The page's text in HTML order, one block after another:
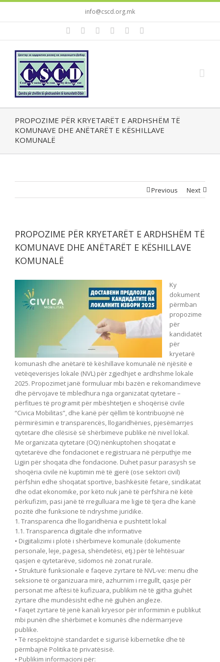
info@cscd.org.mk
PROPOZIME PËR KRYETARËT E ARDHSHËM TË
KOMUNAVE DHE ANËTARËT E KËSHILLAVE
KOMUNALË
Previous Next
PROPOZIME PËR KRYETARËT E ARDHSHËM TË
KOMUNAVE DHE ANËTARËT E KËSHILLAVE
KOMUNALË
Ky
dokument
përmban
propozime
për
kandidatët
për
kryetarë
komunash dhe anëtarë të këshillave komunalë në njësitë e
vetëqeverisjes lokale (NVL) për zgjedhjet e ardhshme lokale
2025. Propozimet janë formuluar mbi bazën e rekomandimeve
dhe përvojave të mbledhura nga organizatat qytetare –
përfitues të programit për mbështetjen e shoqërisë civile
“Civica Mobilitas”, dhe kanë për qëllim të kontribuojnë në
përmirësimin e transparencës, llogaridhënies, pjesëmarrjes
qytetare dhe cilësisë së shërbimeve publike në nivel lokal.
Me organizata qytetare (OQ) nënkuptohen shoqatat e
qytetarëve dhe fondacionet e regjistruara në përputhje me
Ligjin për shoqata dhe fondacione. Duhet pasur parasysh se
shoqëria civile në kuptimin më të gjerë (ose sektori civil)
përfshin edhe shoqatat sportive, bashkësitë fetare, sindikatat
dhe odat ekonomike, por këto nuk janë të përfshira në këtë
përkufizim, pasi janë të rregulluara me ligje të tjera dhe kanë
pozitë dhe funksione të ndryshme juridike.
1. Transparenca dhe llogaridhënia e pushtetit lokal
1.1. Transparenca digjitale dhe informative
• Digjitalizimi i plotë i shërbimeve komunale (dokumente
personale, leje, pagesa, shëndetësi, etj.) për të lehtësuar
qasjen e qytetarëve, sidomos në zonat rurale.
• Strukturë funksionale e faqeve zyrtare të NVL-ve: menu dhe
seksione të organizuara mirë, azhurnim i rregullt, qasje për
personat me aftësi të kufizuara, publikim në të gjitha gjuhët
zyrtare dhe mundësisht edhe në gjuhën angleze.
• Faqet zyrtare të jenë kanali kryesor për informimin e publikut
mbi punën dhe shërbimet e komunës dhe ndërmarrjeve
publike.
• Të respektojnë standardet e sigurisë kibernetike dhe të
përmbajnë Politika të privatësisë.
• Publikim informacioni për: